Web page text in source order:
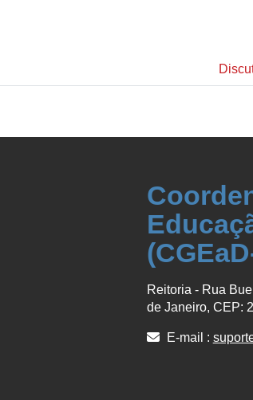
Reitoria - Rua
de Janeiro, CEP:
E-mail :